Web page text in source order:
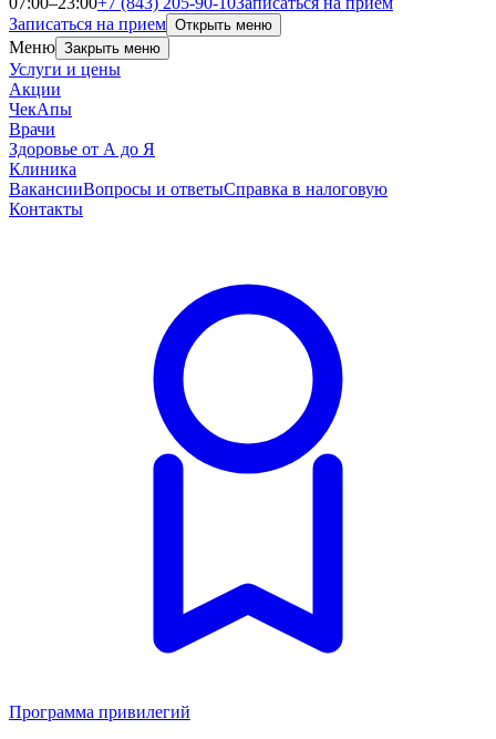
Записаться на прием Открыть меню
Меню Закрыть меню
Услуги и цены
Акции
ЧекАпы
Врачи
Здоровье от А до Я
Клиника
ВакансииВопросы и ответыСправка в налоговую
Контакты
Программа привилегий